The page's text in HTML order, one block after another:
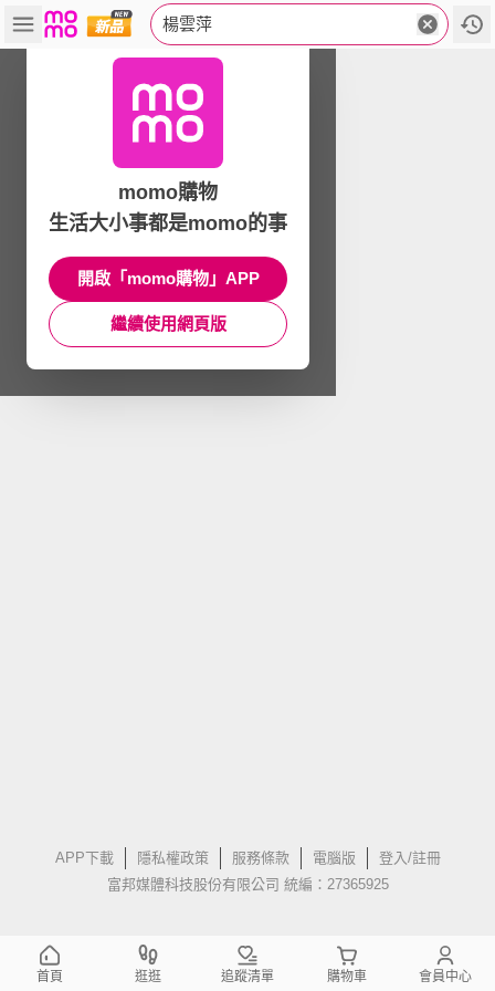
楊雲萍
APP下載 隱私權政策 服務條款 電腦版
登入/註冊
富邦媒體科技股份有限公司 統編：27365925
momo購物
生活大小事都是momo的事
開啟「momo購物」APP
繼續使用網頁版
首頁 逛逛 追蹤清單 購物車 會員中心